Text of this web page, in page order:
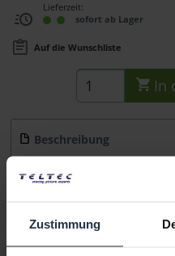
Zustimmung
Lieferzeit:
sofort ab Lager
Auf die Wunschliste
In
Beschreibung
Akustikschlauch mit
Beratung